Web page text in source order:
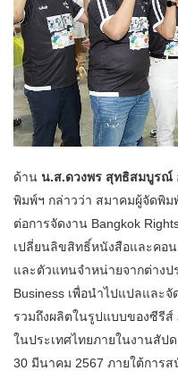
ด้าน น.ส.ดวงพร สุทธิสมบูรณ์
พิมพ์ฯ กล่าวว่า สมาคมผู้จัดพิม
ต่อการจัดงาน Bangkok
เปลี่ยนลิขสิทธิ์หนังสือและคอ
และตัวแทนจำหน่ายจากต่างป
Business เพื่อนำไปแปลและ
รวมถึงผลิตในรูปแบบของซีรี
ในประเทศไทยภายในงานสัป
30 มีนาคม 2567 ภายใต้การ